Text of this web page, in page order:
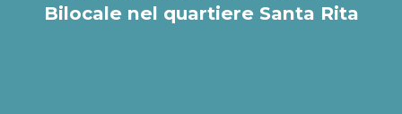
Bilocale nel quartiere Santa Rita